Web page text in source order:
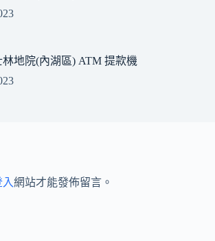
地院(內湖區) ATM 提款機
網站才能發佈留言。